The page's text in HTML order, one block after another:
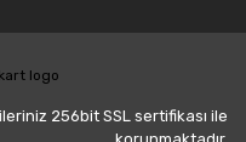
256bit SSL sertifikası ile
korunmaktadır.